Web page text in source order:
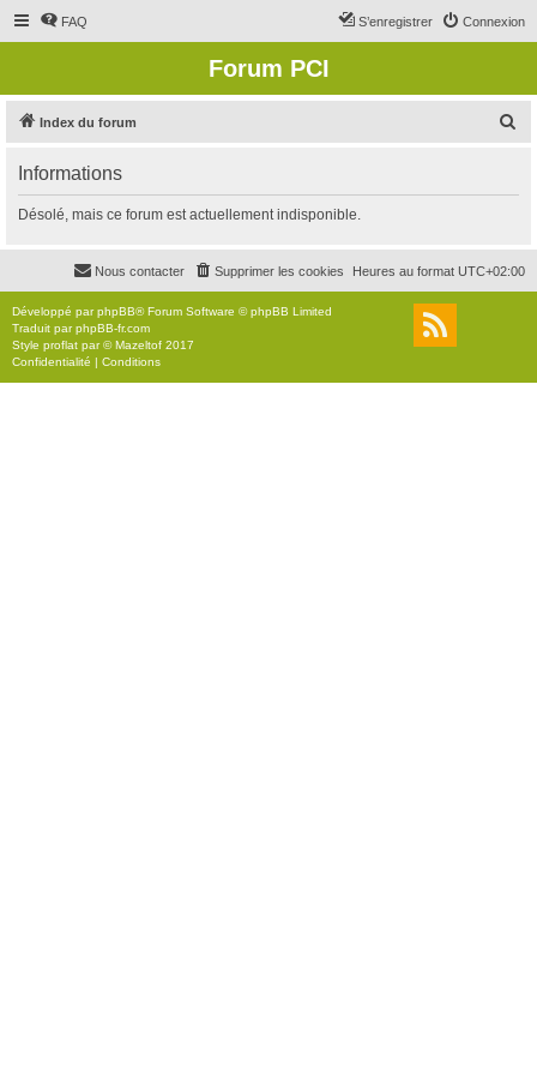
FAQ Connexion
S’enregistrer
Forum PCI
Index du forum
r
c
r
Informations
Désolé, mais ce forum est actuellement indisponible.
Heures au format UTC+02:00
Supprimer les cookies
Nous contacter
Développé parphpBB® Forum Software © phpBB Limited
Traduit parphpBB-fr.com
Style proflat par ©Mazeltof 2017
Confidentialité | Conditions